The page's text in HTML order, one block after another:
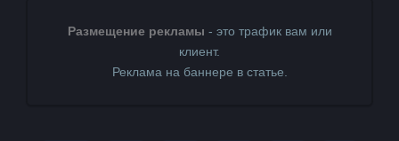
Размещение рекламы - это трафик вам или
клиент.
Реклама на баннере в статье.